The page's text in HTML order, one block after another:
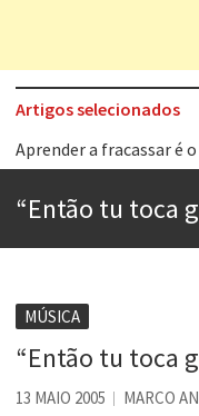
Artigos selecionados
Aprender a fracassar é
Esse tal de Rock Gaúcho
Voto obrigatório é
Se queres salvar o
Tem que filmar isso daí
“Então tu toca
MÚSICA
“Então tu toca
13 MAIO 2005 MARCO